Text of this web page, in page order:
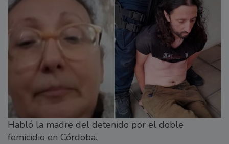
Habló la madre del detenido por el doble
femicidio en Córdoba.